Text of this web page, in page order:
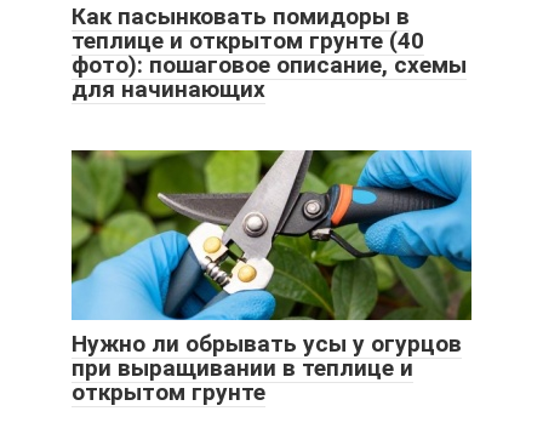
Как пасынковать помидоры в
теплице и открытом грунте (40
фото): пошаговое описание, схемы
для начинающих
Нужно ли обрывать усы у огурцов
при выращивании в теплице и
открытом грунте